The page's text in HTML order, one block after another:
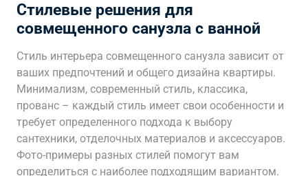
Стилевые решения для
совмещенного санузла с ванной
Стиль интерьера совмещенного санузла зависит от
ваших предпочтений и общего дизайна квартиры.
Минимализм, современный стиль, классика,
прованс – каждый стиль имеет свои особенности и
требует определенного подхода к выбору
сантехники, отделочных материалов и аксессуаров.
Фото-примеры разных стилей помогут вам
определиться с наиболее подходящим вариантом.